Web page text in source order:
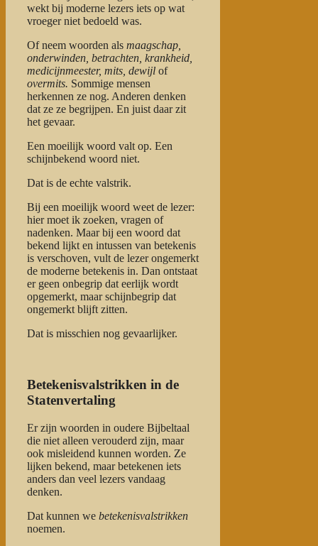
wekt bij moderne lezers iets op wat
vroeger niet bedoeld was.
Of neem woorden als maagschap,
onderwinden, betrachten, krankheid,
medicijnmeester, mits, dewijl of
overmits. Sommige mensen
herkennen ze nog. Anderen denken
dat ze ze begrijpen. En juist daar zit
het gevaar.
Een moeilijk woord valt op. Een
schijnbekend woord niet.
Dat is de echte valstrik.
Bij een moeilijk woord weet de lezer:
hier moet ik zoeken, vragen of
nadenken. Maar bij een woord dat
bekend lijkt en intussen van betekenis
is verschoven, vult de lezer ongemerkt
de moderne betekenis in. Dan ontstaat
er geen onbegrip dat eerlijk wordt
opgemerkt, maar schijnbegrip dat
ongemerkt blijft zitten.
Dat is misschien nog gevaarlijker.
Betekenisvalstrikken in de
Statenvertaling
Er zijn woorden in oudere Bijbeltaal
die niet alleen verouderd zijn, maar
ook misleidend kunnen worden. Ze
lijken bekend, maar betekenen iets
anders dan veel lezers vandaag
denken.
Dat kunnen we betekenisvalstrikken
noemen.